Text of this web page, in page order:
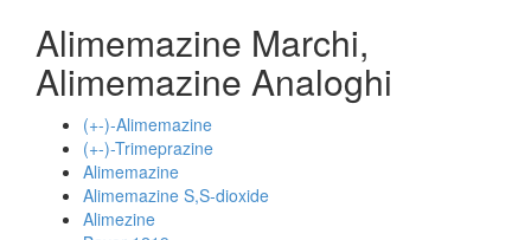
Alimemazine Marchi,
Alimemazine Analoghi
(+-)-Alimemazine
(+-)-Trimeprazine
Alimemazine
Alimemazine S,S-dioxide
Alimezine